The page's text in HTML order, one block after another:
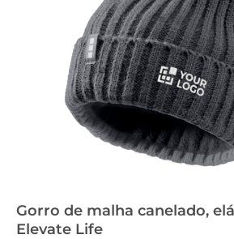
Gorro de malha canelado,
Elevate Life